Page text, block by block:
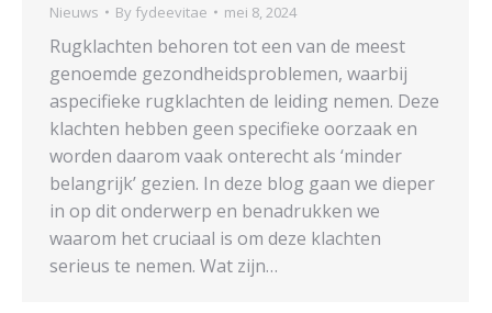
Nieuws By fydeevitae mei 8, 2024
Rugklachten behoren tot een van de meest
genoemde gezondheidsproblemen, waarbij
aspecifieke rugklachten de leiding nemen. Deze
klachten hebben geen specifieke oorzaak en
worden daarom vaak onterecht als ‘minder
belangrijk’ gezien. In deze blog gaan we dieper
in op dit onderwerp en benadrukken we
waarom het cruciaal is om deze klachten
serieus te nemen. Wat zijn…